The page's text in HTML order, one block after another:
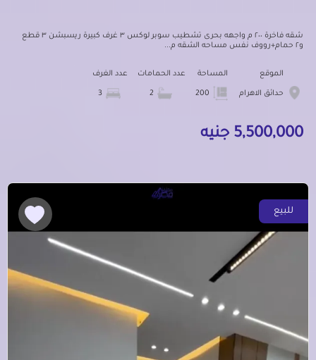
شقه فاخرة ٢٠٠ م واجهه بحرى تشطيب سوبر لوكس ٣ غرف كبيرة ريسبشن ٣ قطع
و٢ حمام+رووف نفس مساحه الشقه م...
الموقع
حدائق الاهرام
المساحة عدد الحمامات عدد الغرف
5,500,000 جنيه
للبيع